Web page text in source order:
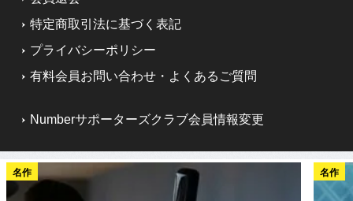
特定商取引法に基づく表記
プライバシーポリシー
有料会員お問い合わせ・よくあるご質問
Numberサポーターズクラブ会員情報変更
名作 名作